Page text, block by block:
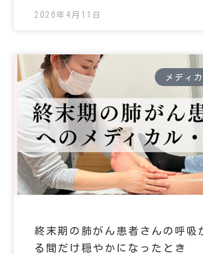
2026年4月11日
メディ
終末期の肺がん患者さんの呼吸
る間だけ穏やかになったとき